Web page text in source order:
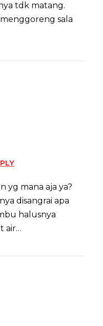
tdk matang.
sala
yg mana aja ya?
disangrai apa
halusnya
air…